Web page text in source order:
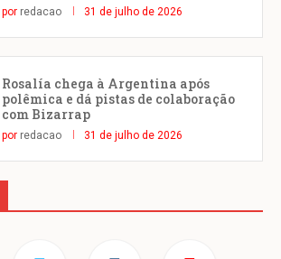
por redacao 31 de julho de 2026
Rosalía chega à Argentina após
polêmica e dá pistas de colaboração
com Bizarrap
por redacao 31 de julho de 2026